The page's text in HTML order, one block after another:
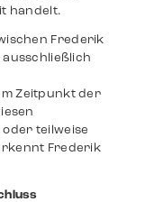
handelt.
Frederik
Zeitpunkt der
teilweise
Frederik